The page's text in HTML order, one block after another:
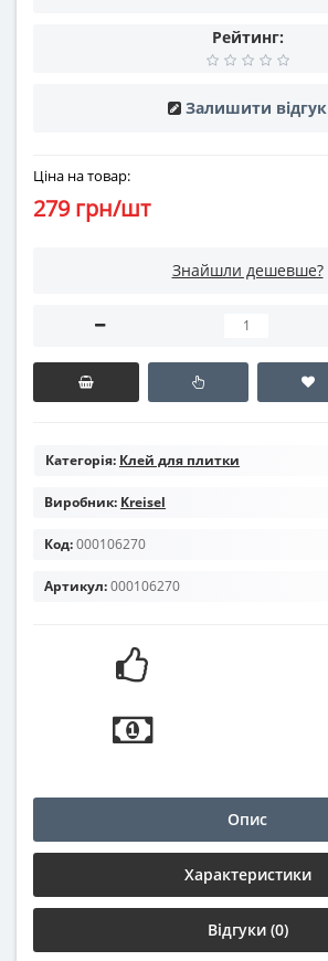
Рейтинг:
Залишити відгук
Ціна на товар:
279 грн/шт
Знайшли дешевше?
Категорія: Клей для плитки
Виробник: Kreisel
Код:000106270
Артикул:000106270
Опис
Характеристики
Відгуки (0)